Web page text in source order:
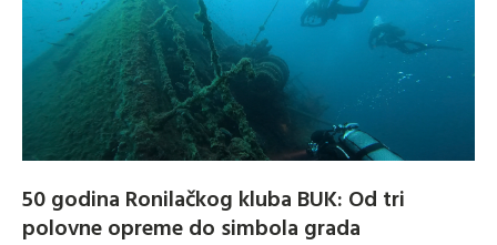
50 godina Ronilačkog kluba BUK: Od tri
polovne opreme do simbola grada